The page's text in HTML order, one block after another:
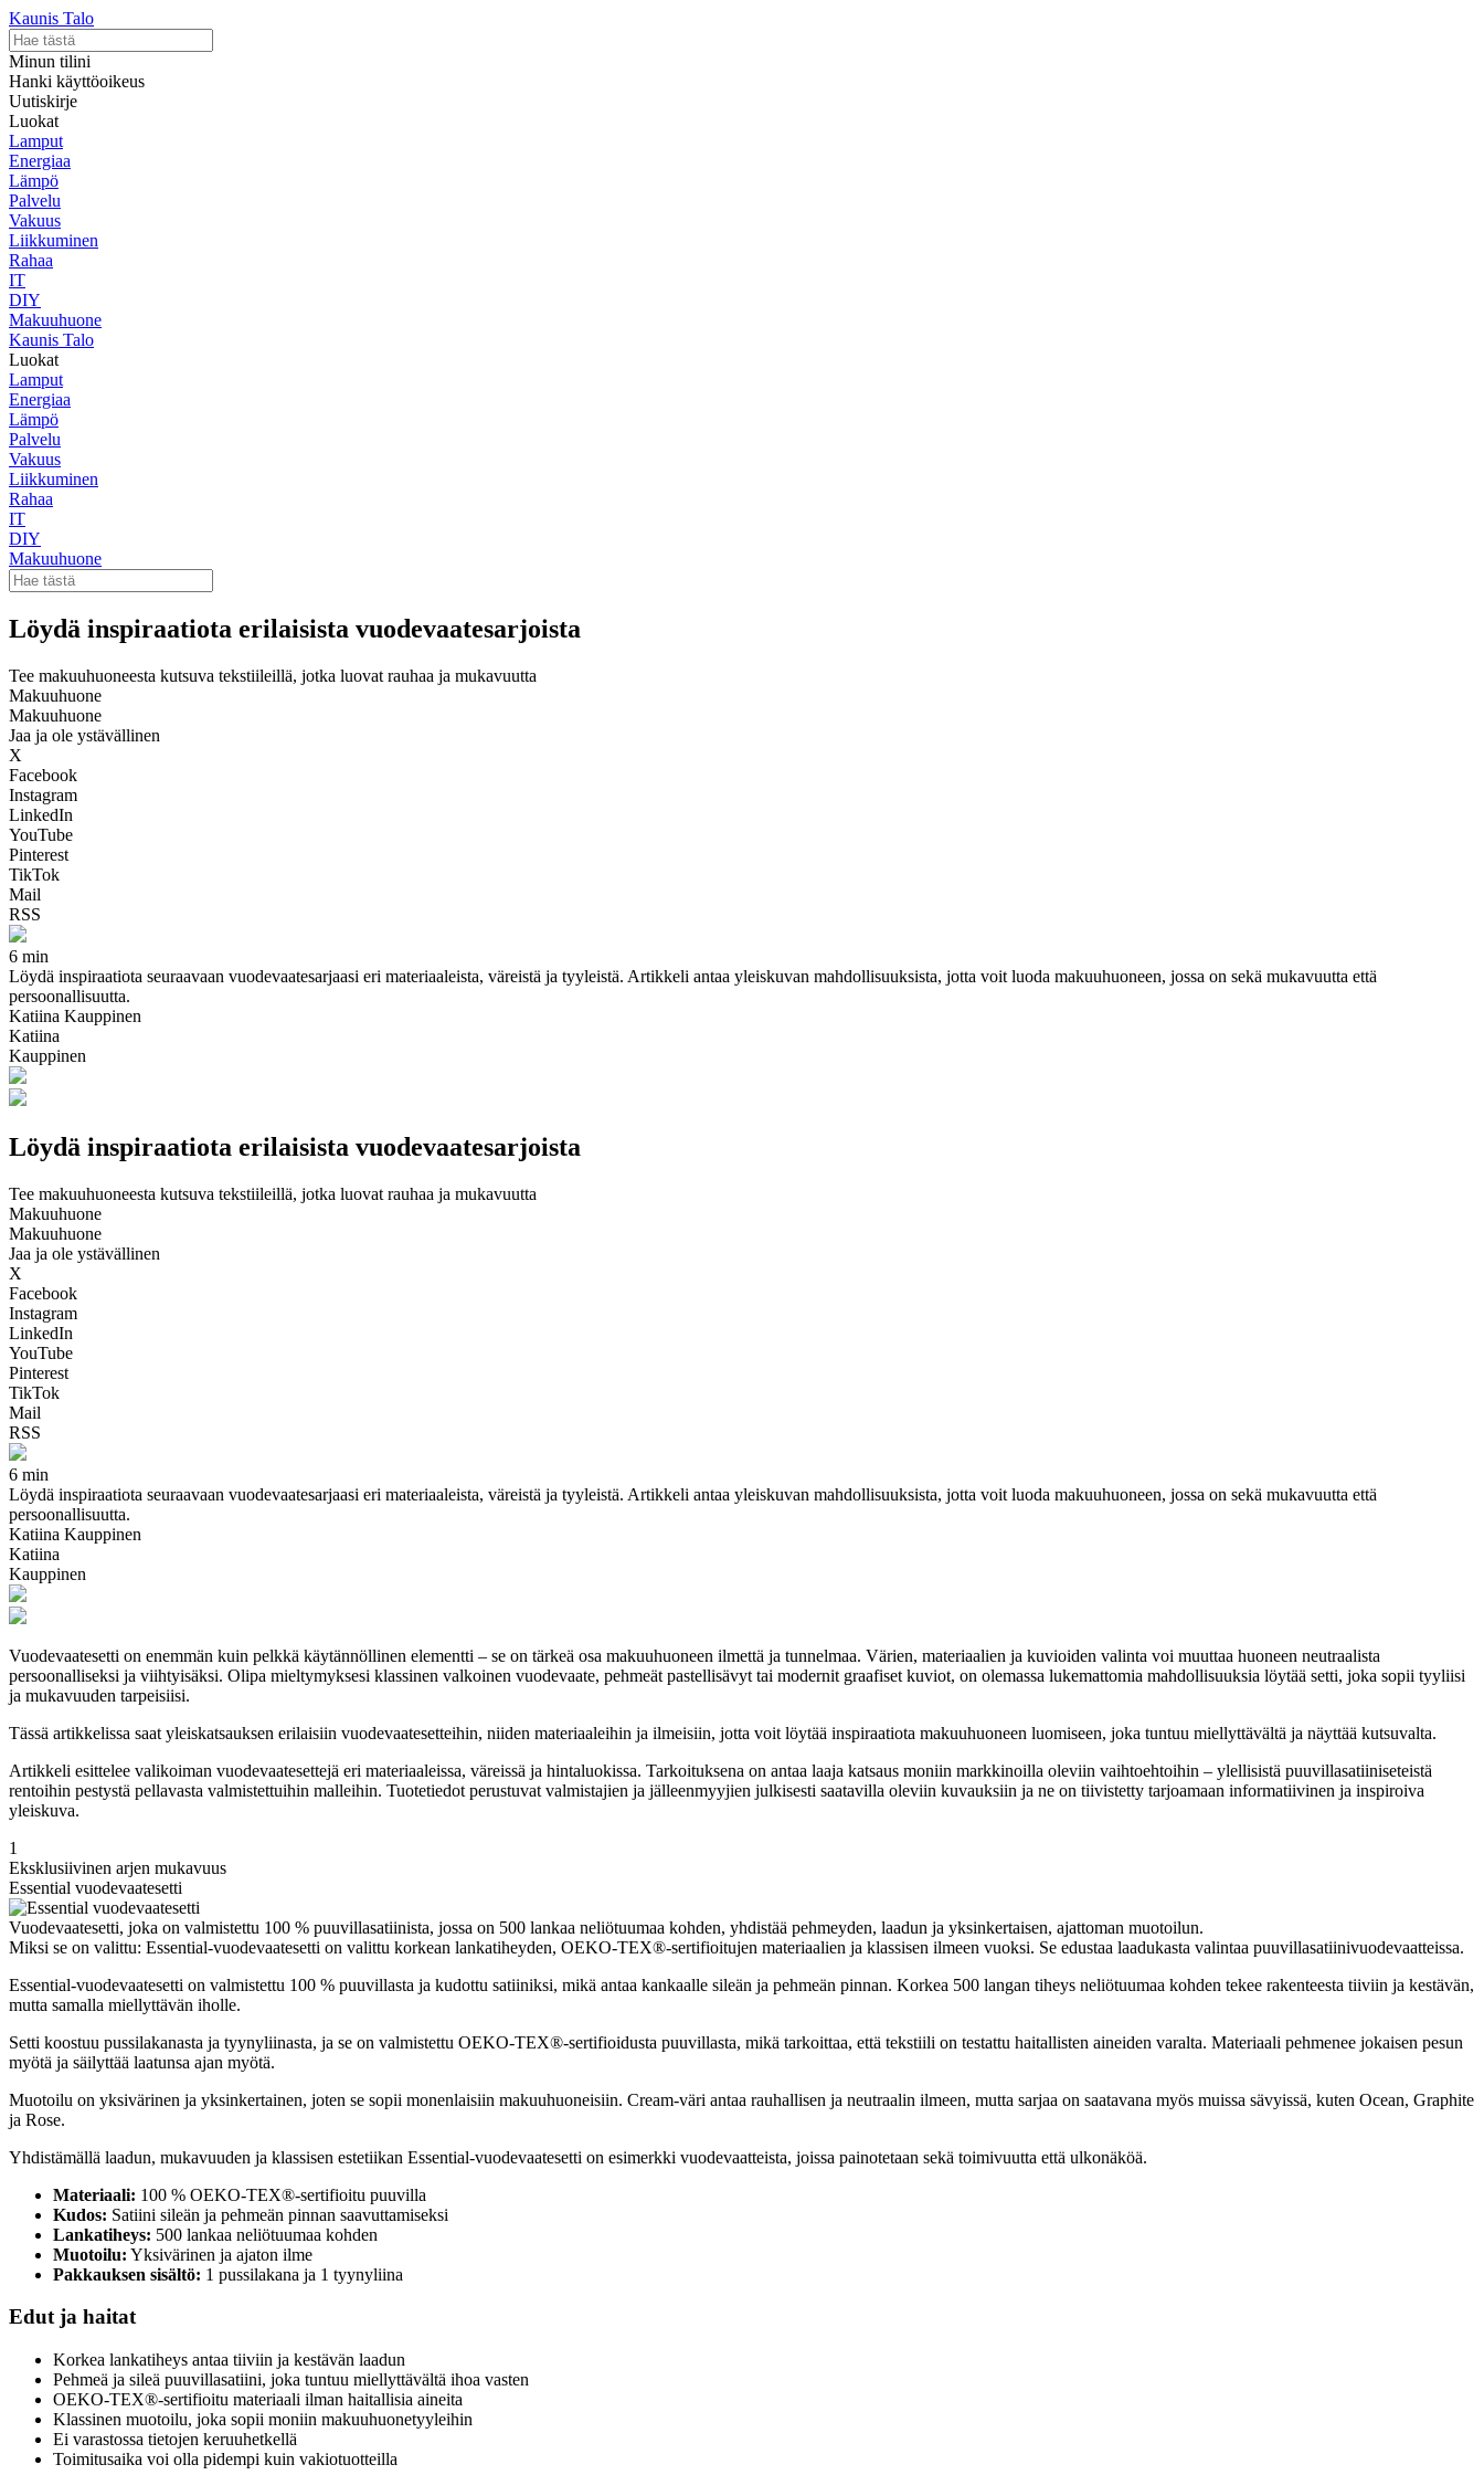
Kaunis Talo
Minun tilini
Hanki käyttöoikeus
Uutiskirje
Luokat
Lamput
Energiaa
Lämpö
Palvelu
Vakuus
Liikkuminen
Rahaa
IT
DIY
Makuuhuone
Kaunis Talo
Luokat
Lamput
Energiaa
Lämpö
Palvelu
Vakuus
Liikkuminen
Rahaa
IT
DIY
Makuuhuone
Löydä inspiraatiota erilaisista vuodevaatesarjoista
Tee makuuhuoneesta kutsuva tekstiileillä, jotka luovat rauhaa ja mukavuutta
Makuuhuone
Makuuhuone
Jaa ja ole ystävällinen
X
Facebook
Instagram
LinkedIn
YouTube
Pinterest
TikTok
Mail
RSS
6 min
Löydä inspiraatiota seuraavaan vuodevaatesarjaasi eri materiaaleista, väreistä ja tyyleistä. Artikkeli antaa yleiskuvan mahdollisuuksista, jotta voit luoda makuuhuoneen, jossa on sekä mukavuutta että
persoonallisuutta.
Katiina Kauppinen
Katiina
Kauppinen
Löydä inspiraatiota erilaisista vuodevaatesarjoista
Tee makuuhuoneesta kutsuva tekstiileillä, jotka luovat rauhaa ja mukavuutta
Makuuhuone
Makuuhuone
Jaa ja ole ystävällinen
X
Facebook
Instagram
LinkedIn
YouTube
Pinterest
TikTok
Mail
RSS
6 min
Löydä inspiraatiota seuraavaan vuodevaatesarjaasi eri materiaaleista, väreistä ja tyyleistä. Artikkeli antaa yleiskuvan mahdollisuuksista, jotta voit luoda makuuhuoneen, jossa on sekä mukavuutta että
persoonallisuutta.
Katiina Kauppinen
Katiina
Kauppinen
Vuodevaatesetti on enemmän kuin pelkkä käytännöllinen elementti – se on tärkeä osa makuuhuoneen ilmettä ja tunnelmaa. Värien, materiaalien ja kuvioiden valinta voi muuttaa huoneen neutraalista
persoonalliseksi ja viihtyisäksi. Olipa mieltymyksesi klassinen valkoinen vuodevaate, pehmeät pastellisävyt tai modernit graafiset kuviot, on olemassa lukemattomia mahdollisuuksia löytää setti, joka sopii tyyliisi
ja mukavuuden tarpeisiisi.
Tässä artikkelissa saat yleiskatsauksen erilaisiin vuodevaatesetteihin, niiden materiaaleihin ja ilmeisiin, jotta voit löytää inspiraatiota makuuhuoneen luomiseen, joka tuntuu miellyttävältä ja näyttää kutsuvalta.
Artikkeli esittelee valikoiman vuodevaatesettejä eri materiaaleissa, väreissä ja hintaluokissa. Tarkoituksena on antaa laaja katsaus moniin markkinoilla oleviin vaihtoehtoihin – ylellisistä puuvillasatiiniseteistä
rentoihin pestystä pellavasta valmistettuihin malleihin. Tuotetiedot perustuvat valmistajien ja jälleenmyyjien julkisesti saatavilla oleviin kuvauksiin ja ne on tiivistetty tarjoamaan informatiivinen ja inspiroiva
yleiskuva.
1
Eksklusiivinen arjen mukavuus
Essential vuodevaatesetti
Vuodevaatesetti, joka on valmistettu 100 % puuvillasatiinista, jossa on 500 lankaa neliötuumaa kohden, yhdistää pehmeyden, laadun ja yksinkertaisen, ajattoman muotoilun.
Miksi se on valittu: Essential-vuodevaatesetti on valittu korkean lankatiheyden, OEKO-TEX®-sertifioitujen materiaalien ja klassisen ilmeen vuoksi. Se edustaa laadukasta valintaa puuvillasatiinivuodevaatteissa.
Essential-vuodevaatesetti on valmistettu 100 % puuvillasta ja kudottu satiiniksi, mikä antaa kankaalle sileän ja pehmeän pinnan. Korkea 500 langan tiheys neliötuumaa kohden tekee rakenteesta tiiviin ja kestävän,
mutta samalla miellyttävän iholle.
Setti koostuu pussilakanasta ja tyynyliinasta, ja se on valmistettu OEKO-TEX®-sertifioidusta puuvillasta, mikä tarkoittaa, että tekstiili on testattu haitallisten aineiden varalta. Materiaali pehmenee jokaisen pesun
myötä ja säilyttää laatunsa ajan myötä.
Muotoilu on yksivärinen ja yksinkertainen, joten se sopii monenlaisiin makuuhuoneisiin. Cream-väri antaa rauhallisen ja neutraalin ilmeen, mutta sarjaa on saatavana myös muissa sävyissä, kuten Ocean, Graphite
ja Rose.
Yhdistämällä laadun, mukavuuden ja klassisen estetiikan Essential-vuodevaatesetti on esimerkki vuodevaatteista, joissa painotetaan sekä toimivuutta että ulkonäköä.
Materiaali: 100 % OEKO-TEX®-sertifioitu puuvilla
Kudos: Satiini sileän ja pehmeän pinnan saavuttamiseksi
Lankatiheys: 500 lankaa neliötuumaa kohden
Muotoilu: Yksivärinen ja ajaton ilme
Pakkauksen sisältö: 1 pussilakana ja 1 tyynyliina
Edut ja haitat
Korkea lankatiheys antaa tiiviin ja kestävän laadun
Pehmeä ja sileä puuvillasatiini, joka tuntuu miellyttävältä ihoa vasten
OEKO-TEX®-sertifioitu materiaali ilman haitallisia aineita
Klassinen muotoilu, joka sopii moniin makuuhuonetyyleihin
Ei varastossa tietojen keruuhetkellä
Toimitusaika voi olla pidempi kuin vakiotuotteilla